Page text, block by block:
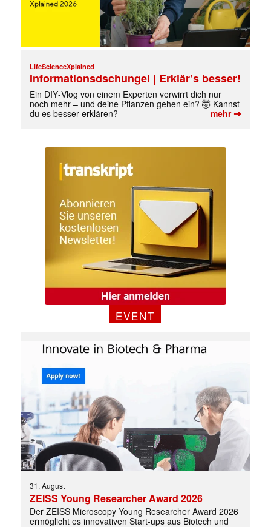
✕
LifeScienceXplained
Informationsdschungel | Erklär’s besser!
Ein DIY‑Vlog von einem Experten verwirrt dich nur
noch mehr – und deine Pflanzen gehen ein? 🤯 Kannst
du es besser erklären?
mehr➔
EVENT
31. August
ZEISS Young Researcher Award 2026
Der ZEISS Microscopy Young Researcher Award 2026
ermöglicht es innovativen Start-ups aus Biotech und